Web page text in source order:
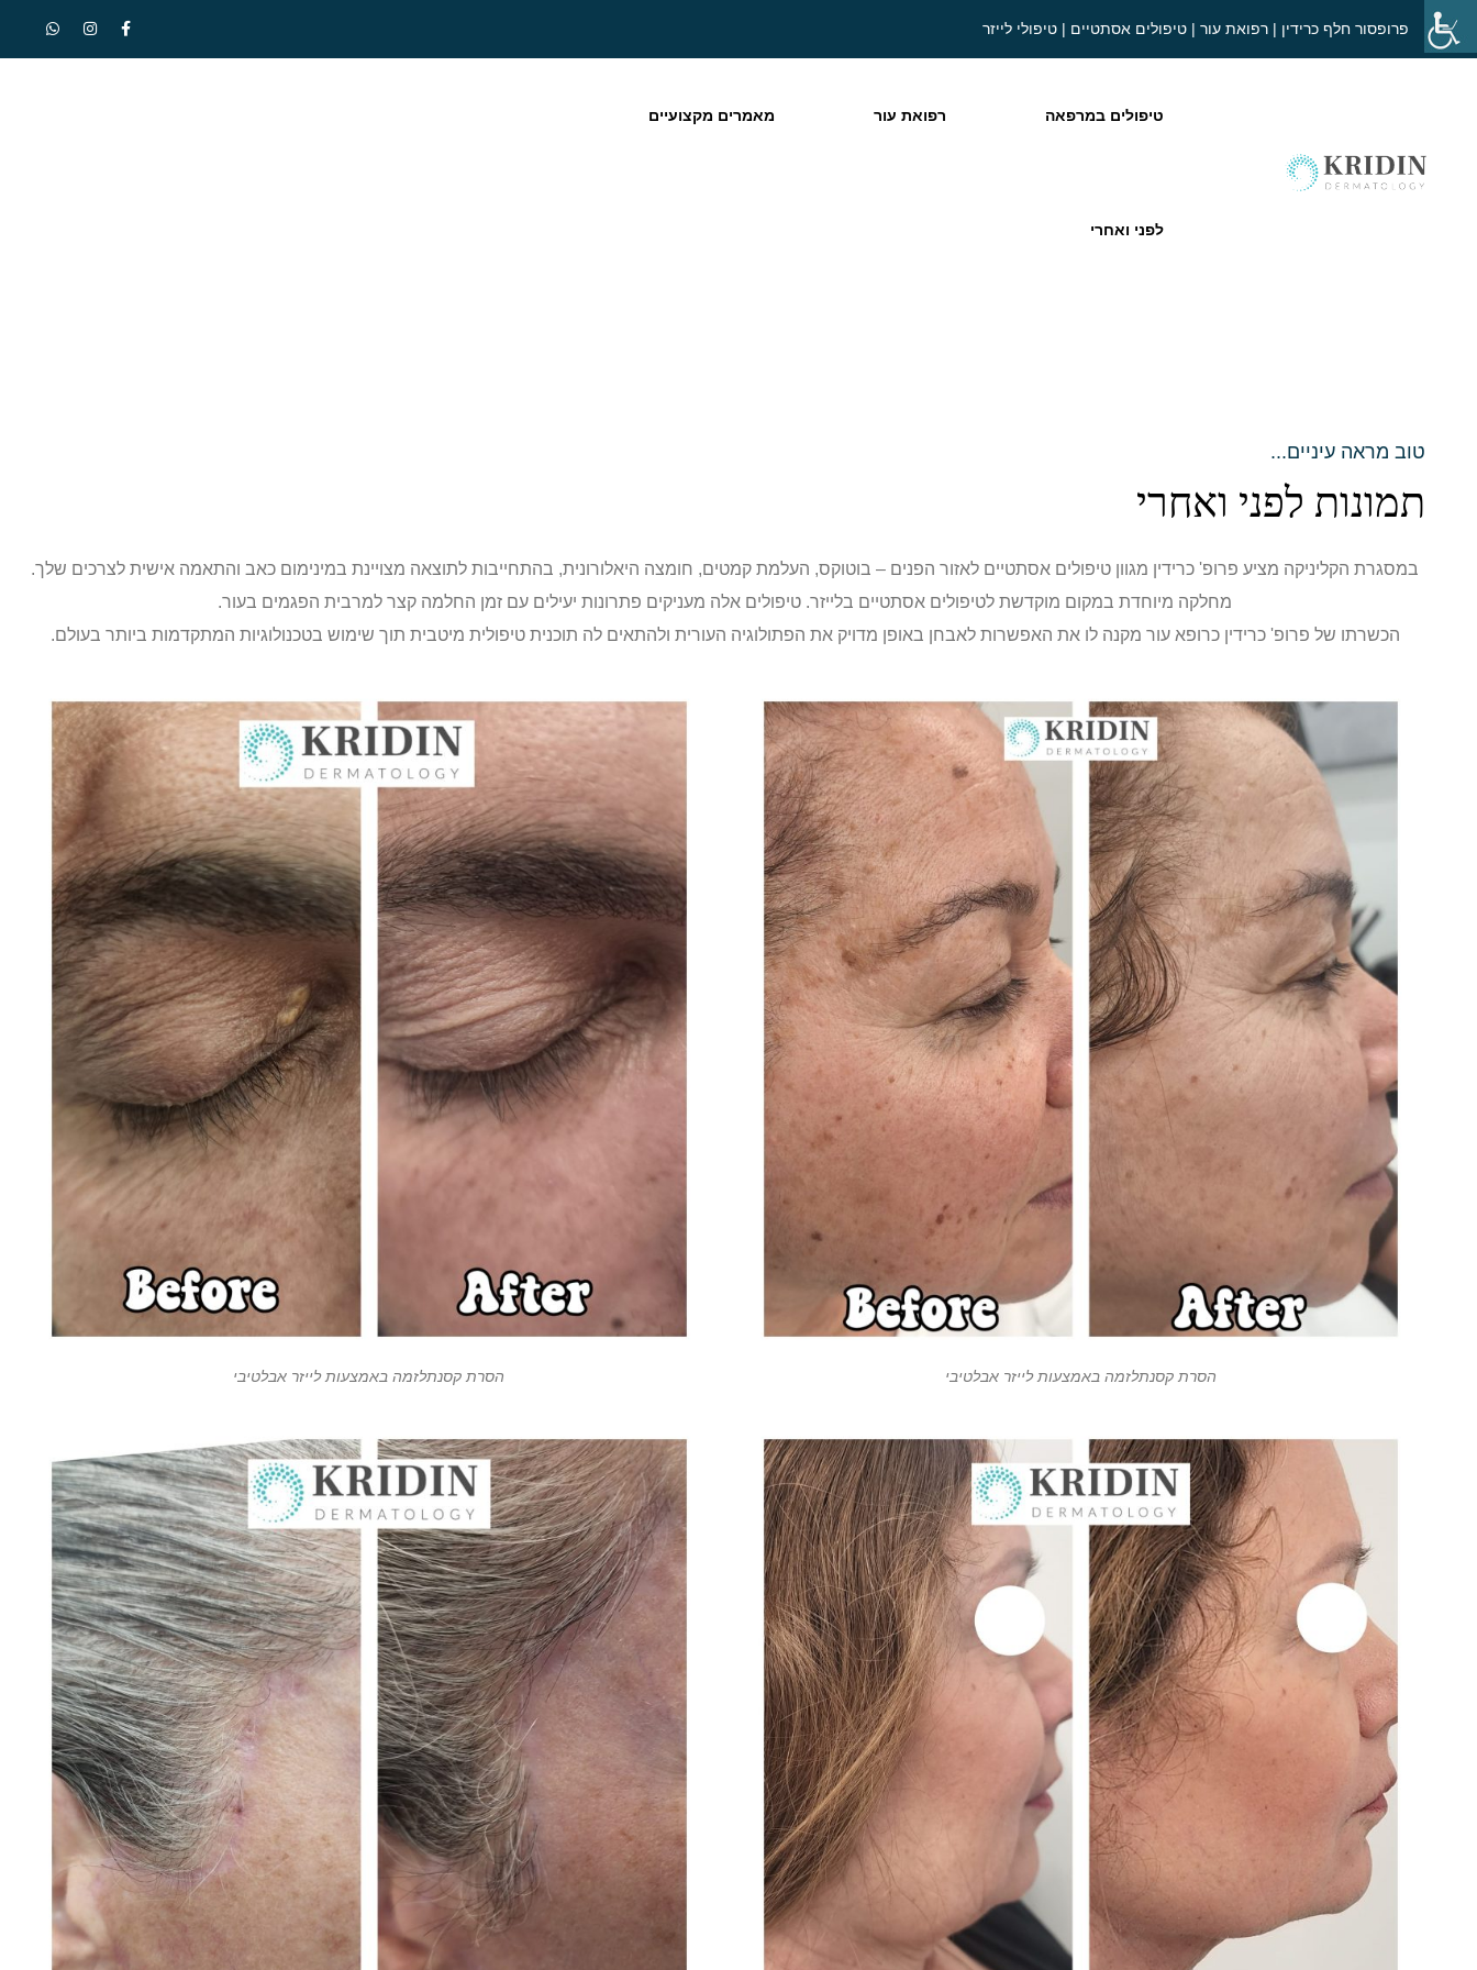
פרופסור חלף כרידין | רפואת עור | טיפולים אסתטיים | טיפולי לייזר
טיפולים במרפאה רפואת עור מאמרים מקצועיים
לפני ואחרי
טוב מראה עיניים...
תמונות לפני ואחרי
במסגרת הקליניקה מציע פרופ' כרידין מגוון טיפולים אסתטיים לאזור הפנים – בוטוקס, העלמת קמטים, חומצה היאלורונית, בהתחייבות לתוצאה מצויינת במינימום כאב והתאמה אישית לצרכים שלך.
מחלקה מיוחדת במקום מוקדשת לטיפולים אסתטיים בלייזר. טיפולים אלה מעניקים פתרונות יעילים עם זמן החלמה קצר למרבית הפגמים בעור.
הכשרתו של פרופ' כרידין כרופא עור מקנה לו את האפשרות לאבחן באופן מדויק את הפתולוגיה העורית ולהתאים לה תוכנית טיפולית מיטבית תוך שימוש בטכנולוגיות המתקדמות ביותר בעולם.
הסרת קסנתלזמה באמצעות לייזר אבלטיבי הסרת קסנתלזמה באמצעות לייזר אבלטיבי